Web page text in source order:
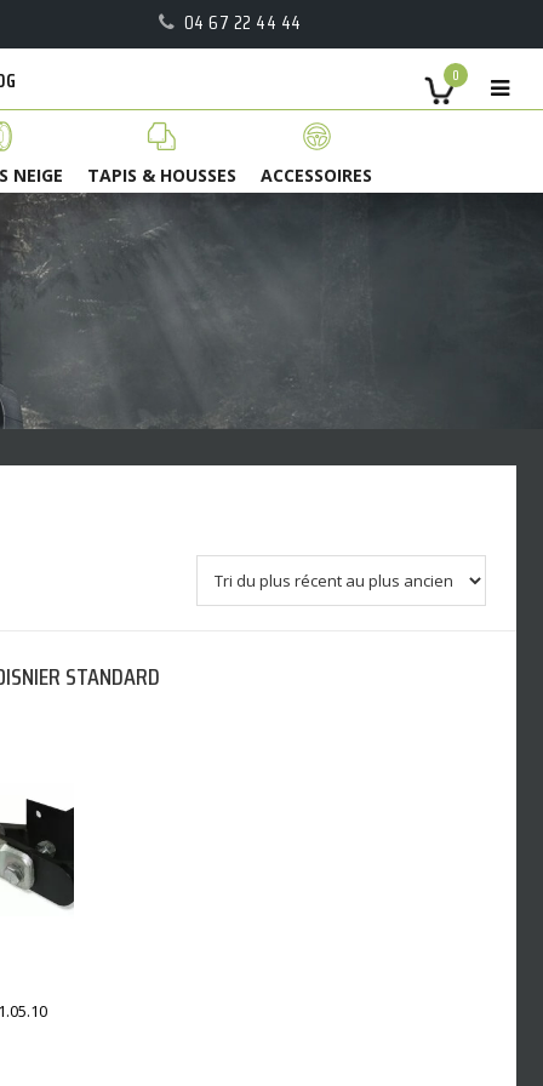
04 67 22 44 44
0
NEIGE TAPIS & HOUSSES ACCESSOIRES
STANDARD